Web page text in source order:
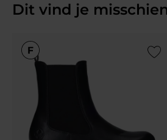
Dit vind je
Add to